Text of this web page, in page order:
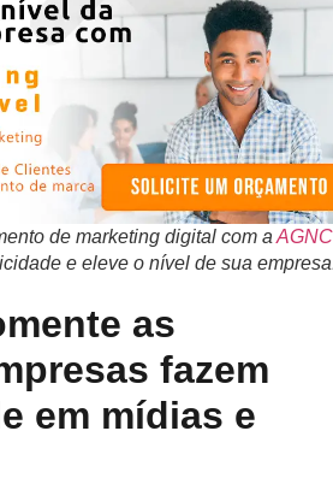
de marketing digital com a AGNC
e eleve o nível de sua
as
fazem
em mídias e